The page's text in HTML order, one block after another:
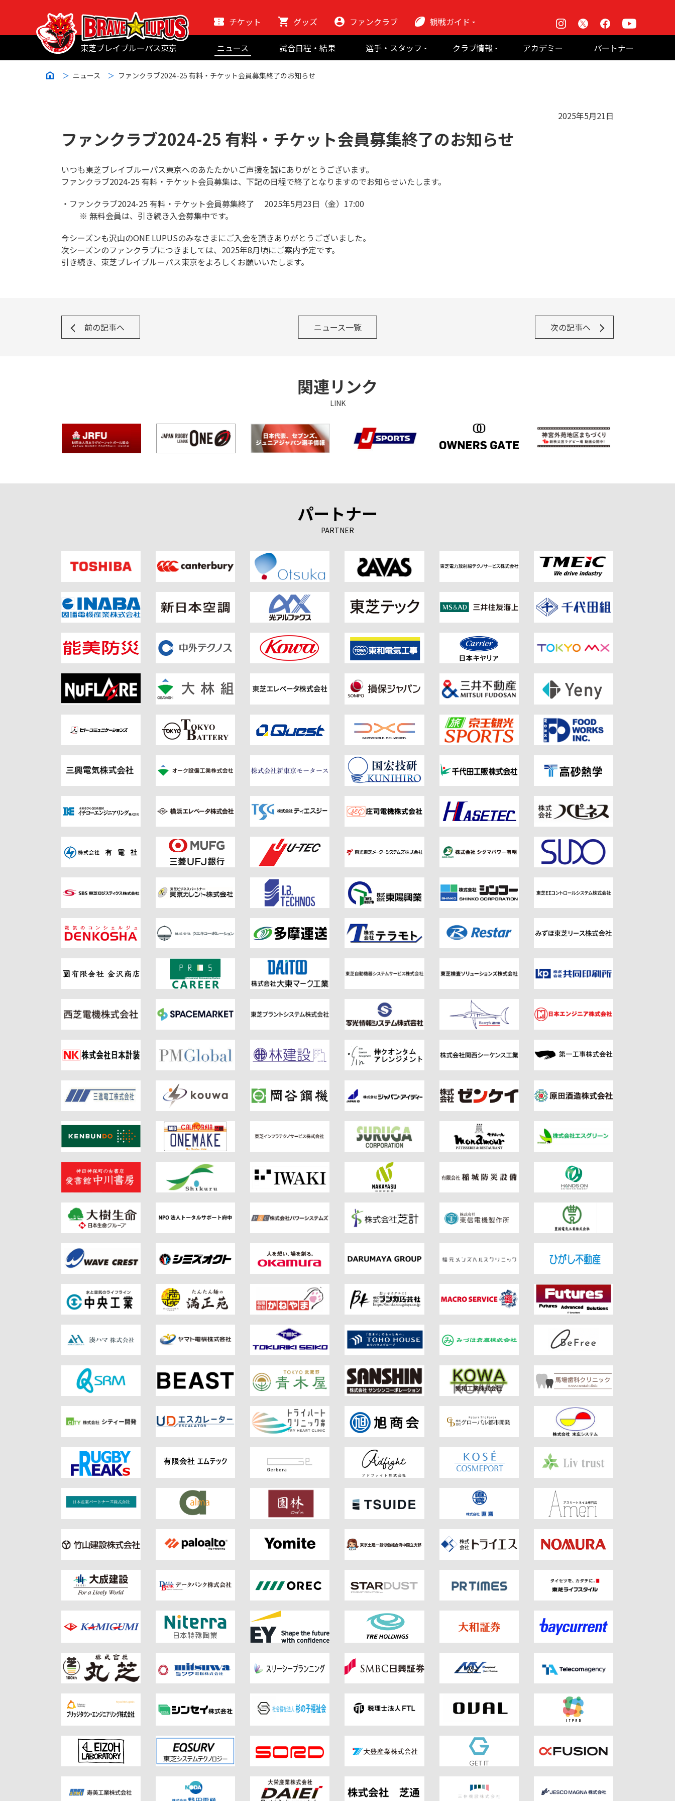
東芝ブレイブルーパス東京
チケット グッズ ファンクラブ
観戦ガイド
初めての観戦
Instagram Facebook
ニュース
試合日程・結果
選手・スタッフ
クラブ情報
アカデミー パートナー
ニュース ファンクラブ2024-25 有料・チケット会員募集終了のお知らせ
2025年5月21日
ファンクラブ2024-25 有料・チケット会員募集終了のお知らせ
いつも東芝ブレイブルーパス東京へのあたたかいご声援を誠にありがとうございます。
ファンクラブ2024-25 有料・チケット会員募集は、下記の日程で終了となりますのでお知らせいたします。
・ファンクラブ2024-25 有料・チケット会員募集終了 2025年5月23日（金）17:00
※ 無料会員は、引き続き入会募集中です。
今シーズンも沢山のONE LUPUSのみなさまにご入会を頂きありがとうございました。
次シーズンのファンクラブにつきましては、2025年8月頃にご案内予定です。
引き続き、東芝ブレイブルーパス東京をよろしくお願いいたします。
ニュース一覧
前の記事へ 次の記事へ
関連リンク
LINK
パートナー
PARTNER